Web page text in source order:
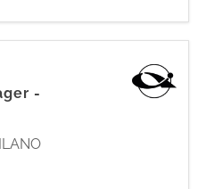
Allora potresti
il ruolo
in Intersport
In supporto
informandolo
-